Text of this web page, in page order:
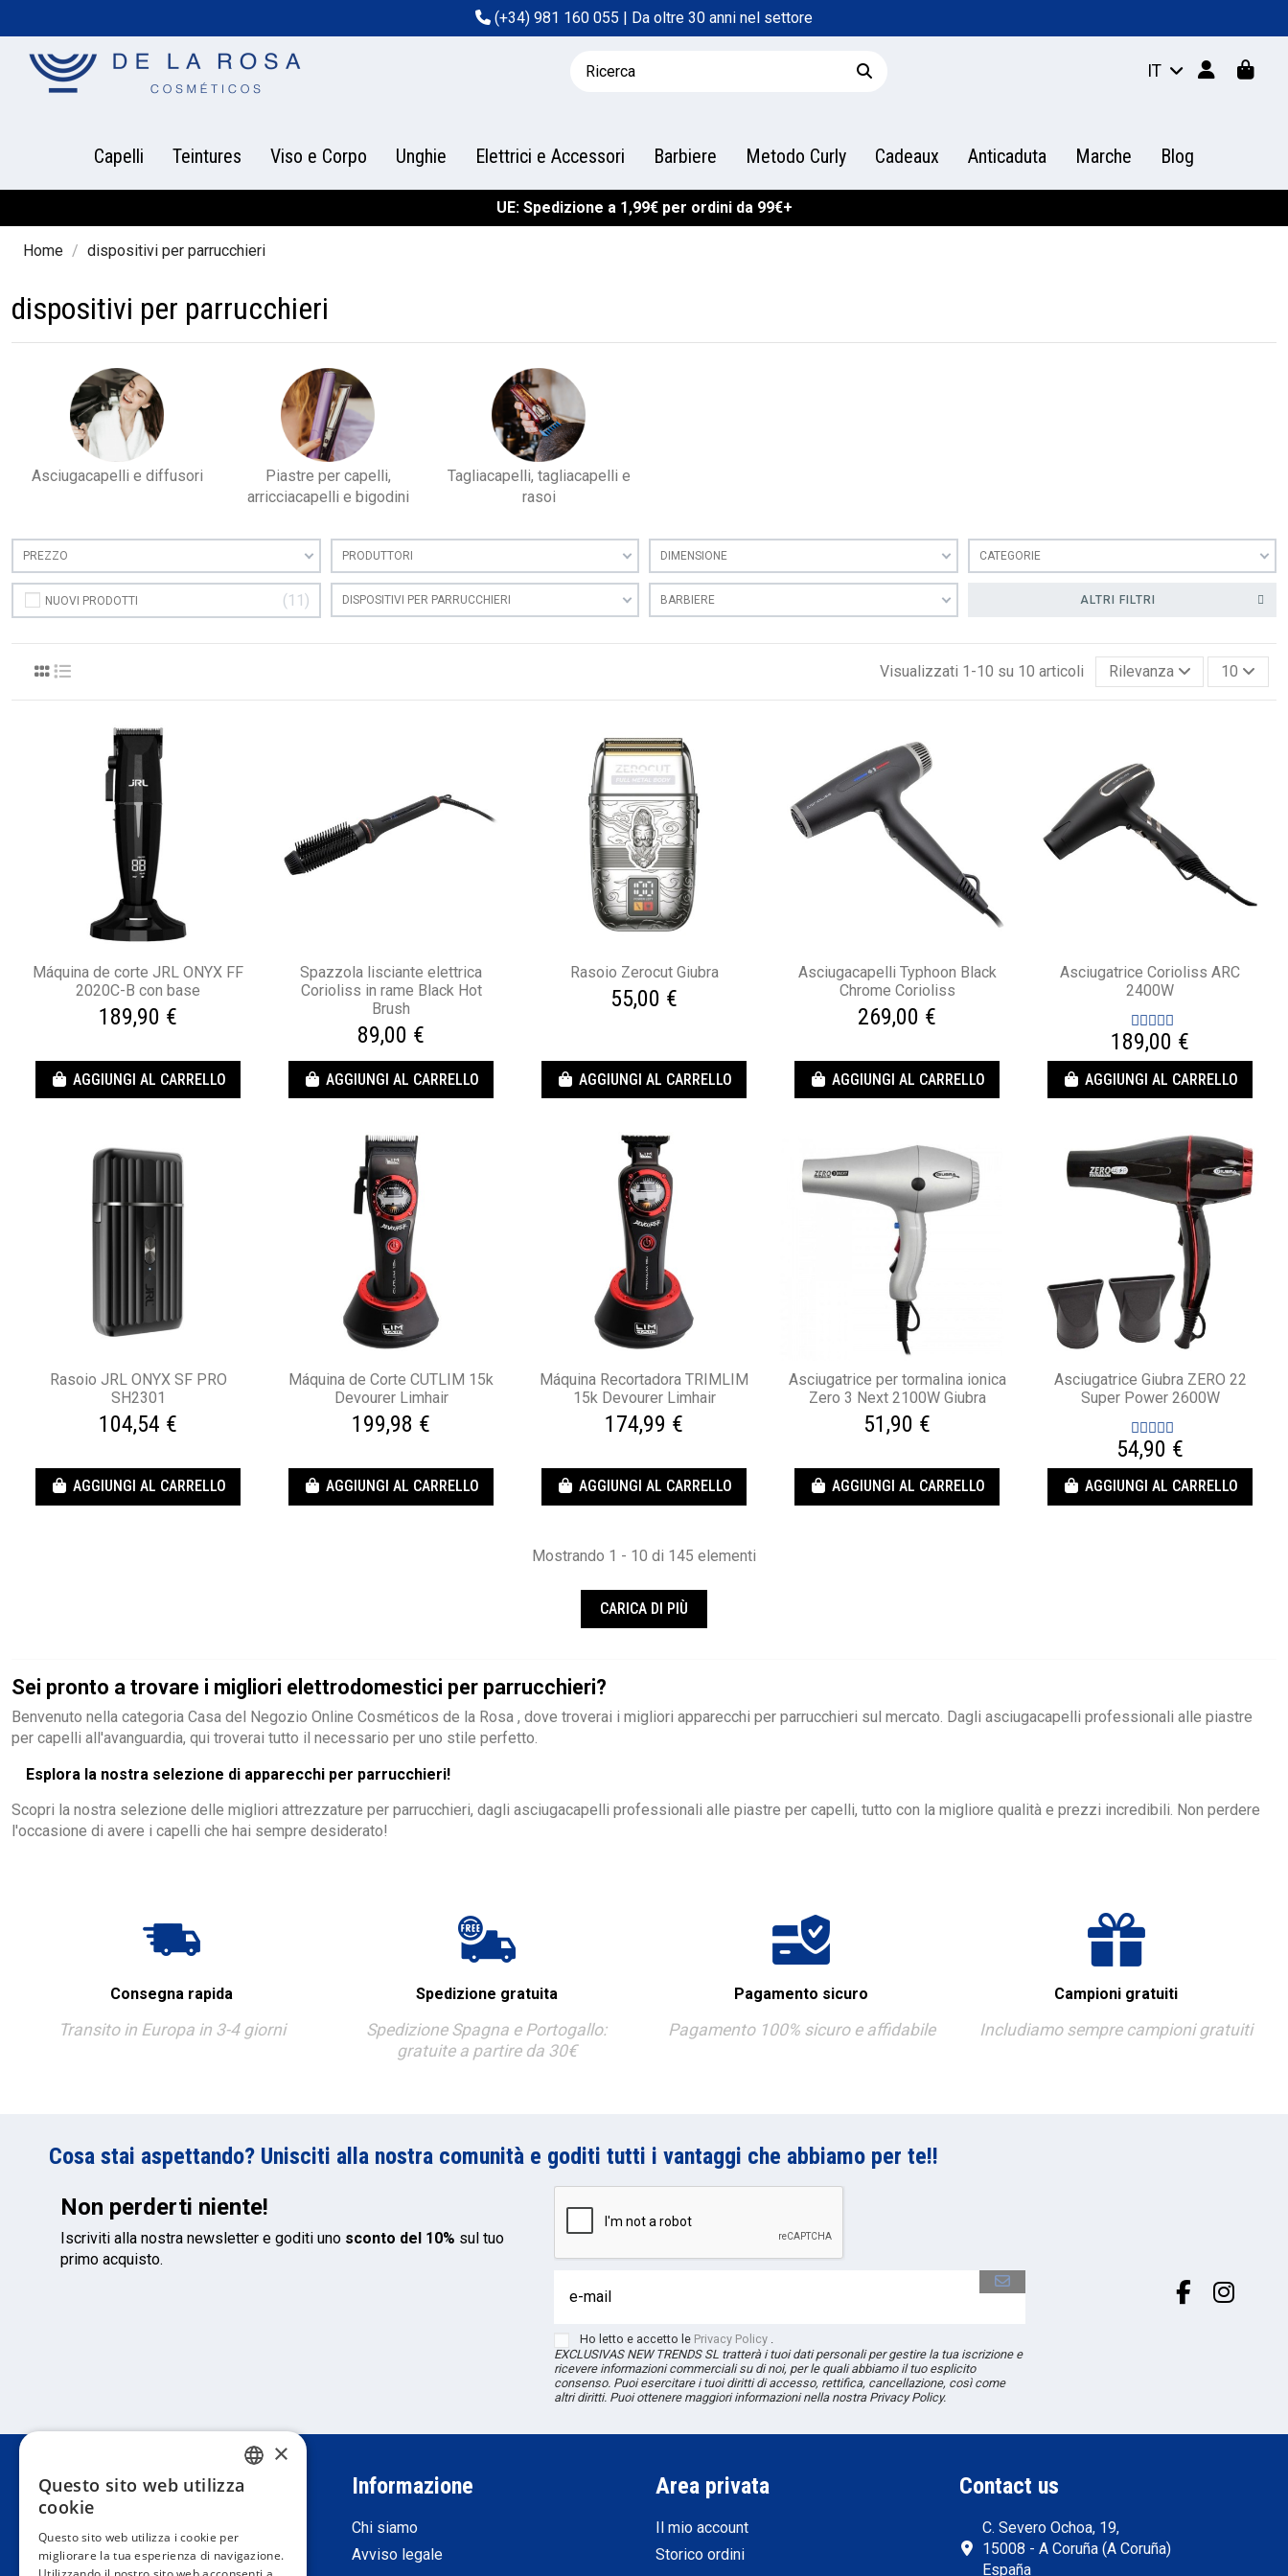
(+34) 981 160 055 | Da oltre 30 anni nel settore
IT
Capelli Teintures Viso e Corpo Unghie Elettrici e Accessori Barbiere Metodo Curly Cadeaux Anticaduta Marche Blog
UE: Spedizione a 1,99€ per ordini da 99€+
Home dispositivi per parrucchieri
dispositivi per parrucchieri
Asciugacapelli e diffusori
Piastre per capelli,
arricciacapelli e bigodini
Tagliacapelli, tagliacapelli e
rasoi
PREZZO PRODUTTORI DIMENSIONE CATEGORIE
NUOVI PRODOTTI 11 DISPOSITIVI PER PARRUCCHIERI BARBIERE ALTRI FILTRI
Visualizzati 1-10 su 10 articoli Rilevanza 10
Máquina de corte JRL ONYX FF
2020C-B con base
189,90 €
AGGIUNGI AL CARRELLO
Spazzola lisciante elettrica
Corioliss in rame Black Hot
Brush
89,00 €
AGGIUNGI AL CARRELLO
Rasoio Zerocut Giubra
55,00 €
AGGIUNGI AL CARRELLO
Asciugacapelli Typhoon Black
Chrome Corioliss
269,00 €
AGGIUNGI AL CARRELLO
Asciugatrice Corioliss ARC
2400W
189,00 €
AGGIUNGI AL CARRELLO
Rasoio JRL ONYX SF PRO
SH2301
104,54 €
AGGIUNGI AL CARRELLO
Máquina de Corte CUTLIM 15k
Devourer Limhair
199,98 €
AGGIUNGI AL CARRELLO
Máquina Recortadora TRIMLIM
15k Devourer Limhair
174,99 €
AGGIUNGI AL CARRELLO
Asciugatrice per tormalina ionica
Zero 3 Next 2100W Giubra
51,90 €
AGGIUNGI AL CARRELLO
Asciugatrice Giubra ZERO 22
Super Power 2600W
54,90 €
AGGIUNGI AL CARRELLO
Mostrando 1 - 10 di 145 elementi
CARICA DI PIÙ
Sei pronto a trovare i migliori elettrodomestici per parrucchieri?
Benvenuto nella categoria Casa del Negozio Online Cosméticos de la Rosa , dove troverai i migliori apparecchi per parrucchieri sul mercato. Dagli asciugacapelli professionali alle piastre
per capelli all'avanguardia, qui troverai tutto il necessario per uno stile perfetto.
Esplora la nostra selezione di apparecchi per parrucchieri!
Scopri la nostra selezione delle migliori attrezzature per parrucchieri, dagli asciugacapelli professionali alle piastre per capelli, tutto con la migliore qualità e prezzi incredibili. Non perdere
l'occasione di avere i capelli che hai sempre desiderato!
Consegna rapida
Transito in Europa in 3-4 giorni
Spedizione gratuita
Spedizione Spagna e Portogallo:
gratuite a partire da 30€
Pagamento sicuro
Pagamento 100% sicuro e affidabile
Campioni gratuiti
Includiamo sempre campioni gratuiti
Cosa stai aspettando? Unisciti alla nostra comunità e goditi tutti i vantaggi che abbiamo per te!!
Non perderti niente!
Iscriviti alla nostra newsletter e goditi uno sconto del 10% sul tuo
primo acquisto.
Ho letto e accetto le Privacy Policy
EXCLUSIVAS NEW TRENDS SL tratterà i tuoi dati personali per gestire la tua iscrizione e
ricevere informazioni commerciali su di noi, per le quali abbiamo il tuo esplicito
consenso. Puoi esercitare i tuoi diritti di accesso, rettifica, cancellazione, così come
altri diritti. Puoi ottenere maggiori informazioni nella nostra Privacy Policy.
Servizio Clienti
ritorna
Informazione
Chi siamo
Avviso legale
Area privata
Il mio account
Storico ordini
Contact us
C. Severo Ochoa, 19,
15008 - A Coruña (A Coruña)
España
SPANISH
ENGLISH
×
Questo sito web utilizza
cookie
Questo sito web utilizza i cookie per
migliorare la tua esperienza di navigazione.